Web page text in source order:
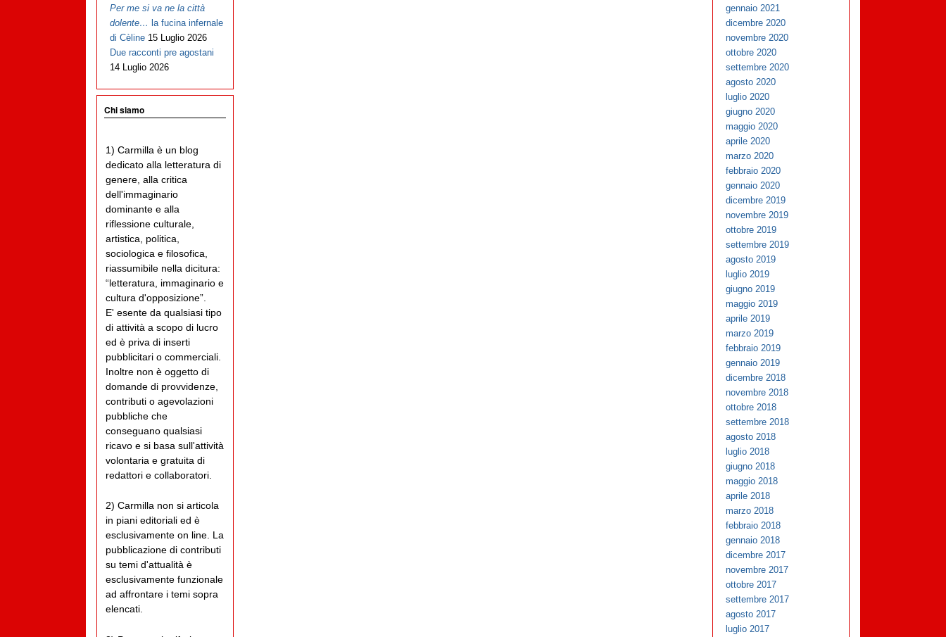
Per me si va ne la città
dolente… la fucina infernale
di Cèline 15 Luglio 2026
Due racconti pre agostani
14 Luglio 2026
Chi siamo
1) Carmilla è un blog
dedicato alla letteratura di
genere, alla critica
dell'immaginario
dominante e alla
riflessione culturale,
artistica, politica,
sociologica e filosofica,
riassumibile nella dicitura:
“letteratura, immaginario e
cultura d'opposizione”.
E' esente da qualsiasi tipo
di attività a scopo di lucro
ed è priva di inserti
pubblicitari o commerciali.
Inoltre non è oggetto di
domande di provvidenze,
contributi o agevolazioni
pubbliche che
conseguano qualsiasi
ricavo e si basa sull'attività
volontaria e gratuita di
redattori e collaboratori.
2) Carmilla non si articola
in piani editoriali ed è
esclusivamente on line. La
pubblicazione di contributi
su temi d'attualità è
esclusivamente funzionale
ad affrontare i temi sopra
elencati.
gennaio 2021
dicembre 2020
novembre 2020
ottobre 2020
settembre 2020
agosto 2020
luglio 2020
giugno 2020
maggio 2020
aprile 2020
marzo 2020
febbraio 2020
gennaio 2020
dicembre 2019
novembre 2019
ottobre 2019
settembre 2019
agosto 2019
luglio 2019
giugno 2019
maggio 2019
aprile 2019
marzo 2019
febbraio 2019
gennaio 2019
dicembre 2018
novembre 2018
ottobre 2018
settembre 2018
agosto 2018
luglio 2018
giugno 2018
maggio 2018
aprile 2018
marzo 2018
febbraio 2018
gennaio 2018
dicembre 2017
novembre 2017
ottobre 2017
settembre 2017
agosto 2017
luglio 2017